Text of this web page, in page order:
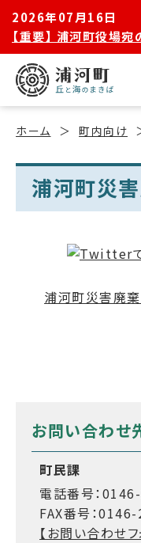
2026年07月16日
【重要】 浦河町役場
ホーム 町内向け
浦河町災
浦河町災害廃
お問い合わせ
町民課
電話番号：
FAX番号：
【お問い合わせフ